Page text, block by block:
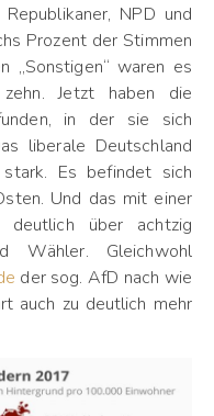
NPD und
Prozent der Stimmen
„Sonstigen“ waren es
Jetzt haben die
in der sie sich
liberale Deutschland
Es befindet sich
Und das mit einer
deutlich über achtzig
Wähler. Gleichwohl
der sog. AfD nach wie
auch zu deutlich mehr